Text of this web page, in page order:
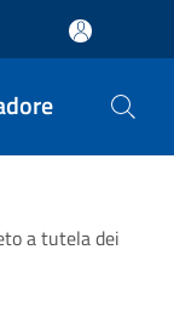
a tutela dei